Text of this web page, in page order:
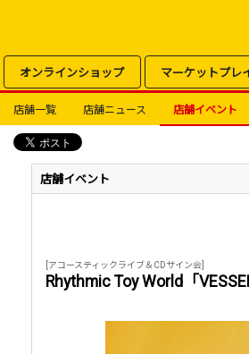
オンラインショップ マーケットプレ
店舗一覧 店舗ニュース 店舗イベント
店舗イベント
[アコースティックライブ＆CDサイン会]
Rhythmic Toy World「